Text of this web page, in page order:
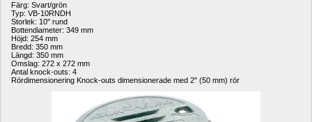
Färg: Svart/grön
Typ: VB-10RNDH
Storlek: 10" rund
Bottendiameter: 349 mm
Höjd: 254 mm
Bredd: 350 mm
Längd: 350 mm
Omslag: 272 x 272 mm
Antal knock-outs: 4
Rördimensionering Knock-outs dimensionerade med 2" (50 mm) rör